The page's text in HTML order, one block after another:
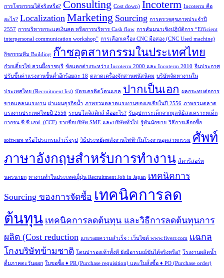
การโจรกรรมได้จริงหรือ? Consulting Cost down) Incoterm Incoterm คือ
อะไร? Localization Marketing Sourcing การตรวจสุขภาพประจำปี
2557 การบริหารกระแสเงินสด หรือการบริหาร Cash flow การสัมมนาเชิงปฏิบัติการ “Efficient
interpersonal communication workshop” การเลือกเครื่อง CNC มือสอง (CNC Used machine)
กิจกรรมทีม Building ก๊าซอุตสาหกรรมในประเทศไทย
ก๋วยเตี๋ยวไข่ สวนผึ้งราชบุรี ข้อแตกต่างระหว่าง Incoterm 2000 และ Incoterm 2010 จีนประกาศ
ปรับขึ้นค่าแรงงานขั้นต่ำอีกร้อยละ 18 ตลาดเครื่องจักสานพนัสนิคม บริษัทจัดหางานใน
ประเทศไทย (Recruitment list) บัตรเครดิตโดนแฮค ปากเป็นเอก ผลกระทบต่อการ
ขาดแคลนแรงงาน ผ่าแผนธุรกิจน้ำ ภาพรวมตลาดแรงงานของเอเชียในปี 2556 ภาพรวมตลาด
แรงงานประเทศไทยปี 2556 ระบบโลจิสติกส์ คืออะไร? รับอุปการะเด็กจากมูลนิธิสงเคราะหเด็ก
ยากจน ซี.ซี.เอฟ. (CCF) รายชื่อบริษัท SME และบริษัททั่วไป รู้ทันนักขาย วิธีการเลือกซื้อ
software หรือโปรแกรมสำเร็จรูป วิธีประหยัดพลังงานไฟฟ้าในโรงงานอุตสาหกรรม ศัพท์
ภาษาอังกฤษสำหรับการทำงาน สีดารีสอร์ท
นครนายก หางานทำในประเทศญี่ปุ่น Recruitment Job in Japan เทคนิคการ
Sourcing ของการจัดซื้อ เทคนิคการลด
ต้นทุน เทคนิคการลดต้นทุน และวิธีการลดต้นทุนการ
ผลิต (Cost reduction แกะรอยความสำเร็จ : เว็บไซด์ www.fiverr.com แฉกล
โกงบริษัทข้ามชาติ โดนปารองเท้าทั้งที ยังมีอารมณ์ขันได้จริงหรือ? โรงงานผลิตน้ำ
ดื่มภาคตะวันออก ใบขอซื้อ ♦ PR (Purchase requisition) และใบส้่งซื้อ ♦ PO (Purchase order)